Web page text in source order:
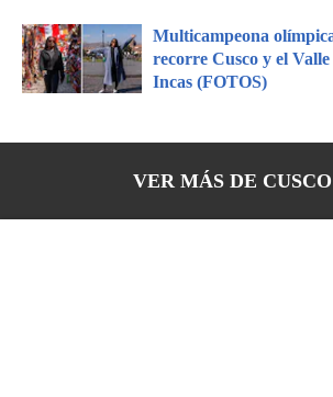
Multicampeona
recorre Cusco y el
Incas (FOTOS)
VER MÁS DE CUSCO